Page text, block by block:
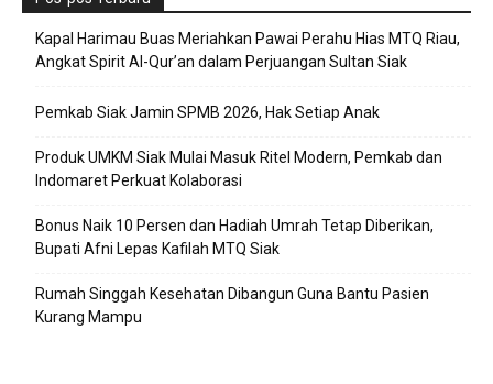
Kapal Harimau Buas Meriahkan Pawai Perahu Hias MTQ Riau,
Angkat Spirit Al-Qur’an dalam Perjuangan Sultan Siak
Pemkab Siak Jamin SPMB 2026, Hak Setiap Anak
Produk UMKM Siak Mulai Masuk Ritel Modern, Pemkab dan
Indomaret Perkuat Kolaborasi
Bonus Naik 10 Persen dan Hadiah Umrah Tetap Diberikan,
Bupati Afni Lepas Kafilah MTQ Siak
Rumah Singgah Kesehatan Dibangun Guna Bantu Pasien
Kurang Mampu